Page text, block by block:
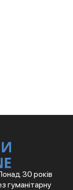
30 років
гуманітарну